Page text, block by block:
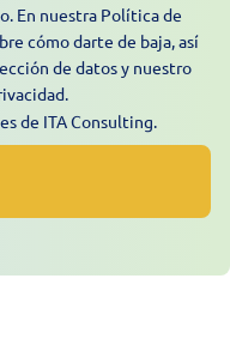
En nuestra Política de
cómo darte de baja, así
de datos y nuestro
.
de ITA Consulting.